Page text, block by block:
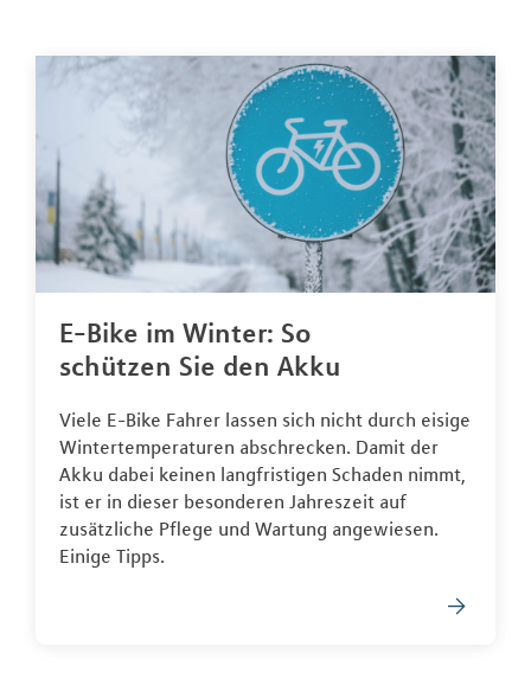
E-Bike im Winter: So
schützen Sie den Akku
Viele E-Bike Fahrer lassen sich nicht durch eisige
Wintertemperaturen abschrecken. Damit der
Akku dabei keinen langfristigen Schaden nimmt,
ist er in dieser besonderen Jahreszeit auf
zusätzliche Pflege und Wartung angewiesen.
Einige Tipps.